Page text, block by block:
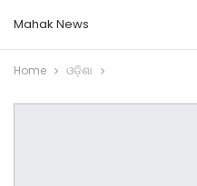
Mahak News
Home ଓଡ଼ିଶା